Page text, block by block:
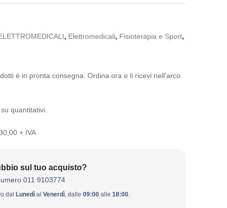
, Elettromedicali, Fisioterapia e Sport,
è in pronta consegna. Ordina ora e li ricevi nell'arco
quantitativi.
+ IVA
sul tuo acquisto?
011 9103774
dal Lunedìal Venerdì, dalle 09:00alle 18:00.